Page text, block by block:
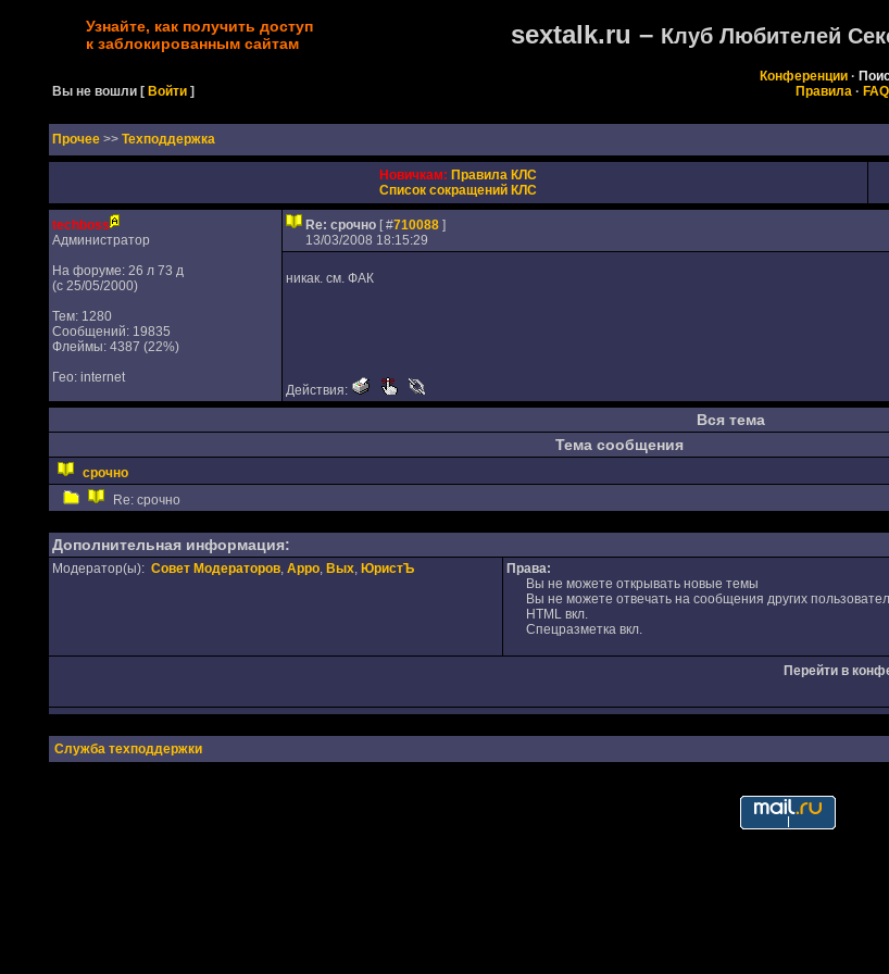
Узнайте, как получить доступ
к заблокированным сайтам
sextalk.ru – Клуб Любителей
Вы не вошли [Войти ]
Конференции·
Правила · FAQ
Прочее >> Техподдержка
Новичкам: Правила КЛС
Список сокращений КЛС
techboss
Администратор
На форуме: 26 л 73 д
(с 25/05/2000)
Тем: 1280
Сообщений: 19835
Флеймы: 4387 (22%)
Гео: internet
Re: срочно [ #710088]
13/03/2008 18:15:29
никак. см. ФАК
Действия:
Вся тема
Тема сообщения
срочно
Re: срочно
Дополнительная информация:
Модератор(ы): Совет Модераторов, Appo, Вых, ЮристЪ
Права:
Вы не можете открывать новые темы
Вы не можете отвечать на сообщения других
HTML вкл.
Спецразметка вкл.
Перейти в
Служба техподдержки